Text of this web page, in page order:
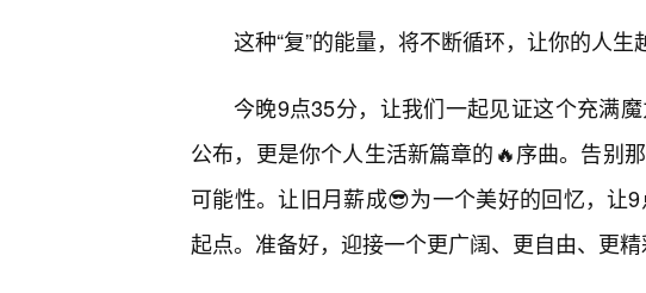
这种“复”的能量，将不断循环，让你的人生
今晚9点35分，让我们一起见证这个充满
公布，更是你个人生活新篇章的🔥序曲。告别
可能性。让旧月薪成😎为一个美好的回忆，让
起点。准备好，迎接一个更广阔、更自由、更精